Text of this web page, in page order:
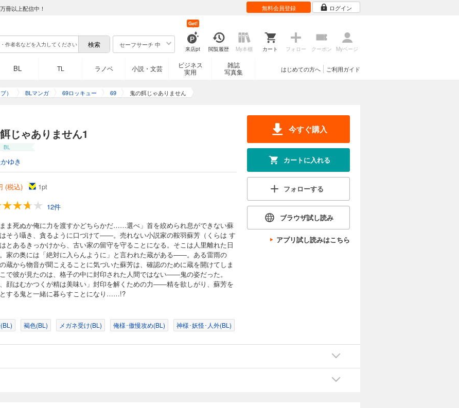
冊以上配信中！ 無料会員登録 ログイン
セーフサーチ 中
来店pt
Get!
閲覧履歴 My本棚 カート フォロー クーポン Myページ
BL TL ラノベ 小説・文芸
ビジネス
実用
雑誌
写真集
ご利用ガイド
はじめての方へ
） BLマンガ 69ロッキュー 69 鬼の餌じゃありません
じゃありません1
BL
ゆき
(税込) 1pt
12件
まま死ぬか俺に力を渡すかどちらかだ……選べ」首を絞められ息ができない蘇
そう囁き、貪るように口づけて――。売れない小説家の鞍羽蘇芳（くらは す
とあるきっかけから、古い家の留守を守ることになる。そこは人里離れた日
家の奥には「絶対に入らんように」と言われた蔵がある――。ある雷雨の
蔵から物音が聞こえることに気づいた蘇芳は、確認のために蔵を開けてしま
で彼が見たのは、格子の中に封印された人間ではない――鬼の姿だった。
、顔はむかつくが精は美味い」封印を解くための力――精を欲しがり、蘇芳を
する鬼と一緒に暮らすことになり……!?
今すぐ購入
カートに入れる
フォローする
ブラウザ試し読み
アプリ試し読みはこちら
褐色(BL) メガネ受け(BL) 俺様･傲慢攻め(BL) 神様･妖怪･人外(BL)